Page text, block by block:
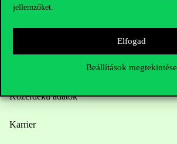
jellemzőket.
Elfogad
Beállítások megtekintése
Közérdekű adatok
Karrier